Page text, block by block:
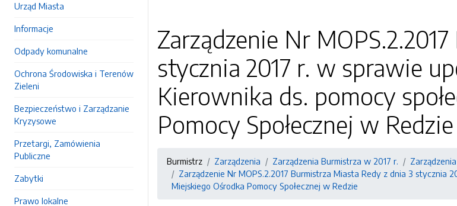
Urząd Miasta
Informacje
Odpady komunalne
Ochrona Środowiska i Terenów
Zieleni
Bezpieczeństwo i Zarządzanie
Kryzysowe
Przetargi, Zamówienia
Publiczne
Zabytki
Prawo lokalne
Zarządzenie Nr
stycznia 2017 r. w sprawie
Kierownika ds. pomocy
Pomocy Społecznej w Redzie
Burmistrz Zarządzenia Zarządzenia Burmistrza w 2017 r.
Zarządzenie Nr MOPS.2.2017 Burmistrza Miasta Redy z dnia 3 stycznia
Miejskiego Ośrodka Pomocy Społecznej w Redzie